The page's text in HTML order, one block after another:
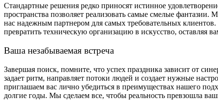
Стандартные решения редко приносят истинное
пространства позволяет реализовать самые смелые
нас надежным партнером для самых требовательных
превратить техническую организацию в искусство, оставляя
Ваша незабываемая встреча
Завершая поиск, помните, что успех праздника зависит от
задает ритм, направляет потоки людей и создает нужные
приглашаем вас лично убедиться в преимуществах нашего
долгие годы. Мы сделаем все, чтобы реальность превзошла